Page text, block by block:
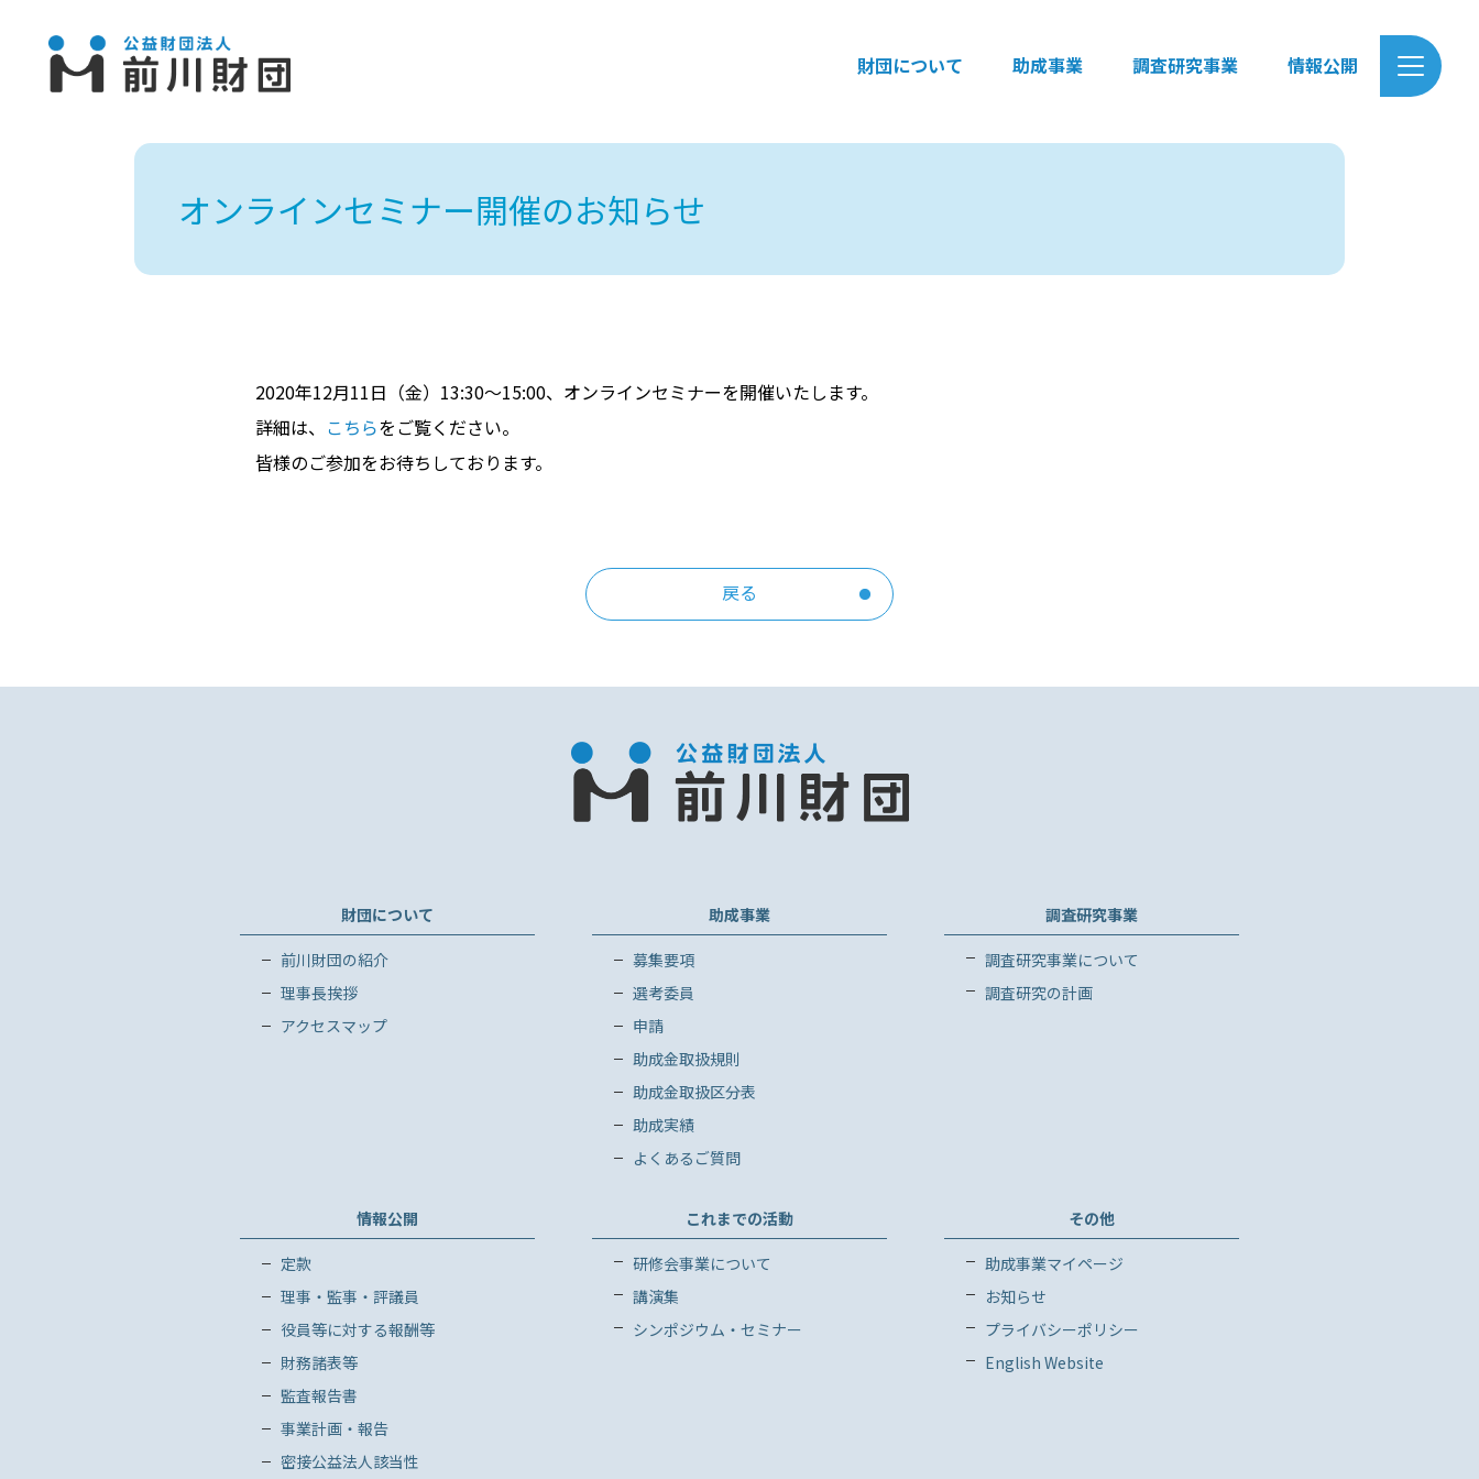
財団について 助成事業 調査研究事業 情報公開
オンラインセミナー開催のお知らせ
2020年12月11日（金）13:30～15:00、オンラインセミナーを開催いたします。
詳細は、 こちらをご覧ください。
皆様のご参加をお待ちしております。
戻る
財団について
前川財団の紹介
理事長挨拶
アクセスマップ
助成事業
募集要項
選考委員
申請
助成金取扱規則
助成金取扱区分表
助成実績
よくあるご質問
調査研究事業
調査研究事業について
調査研究の計画
情報公開
定款
理事・監事・評議員
役員等に対する報酬等
財務諸表等
監査報告書
事業計画・報告
密接公益法人該当性
これまでの活動
研修会事業について
講演集
シンポジウム・セミナー
その他
助成事業マイページ
お知らせ
プライバシーポリシー
English Website